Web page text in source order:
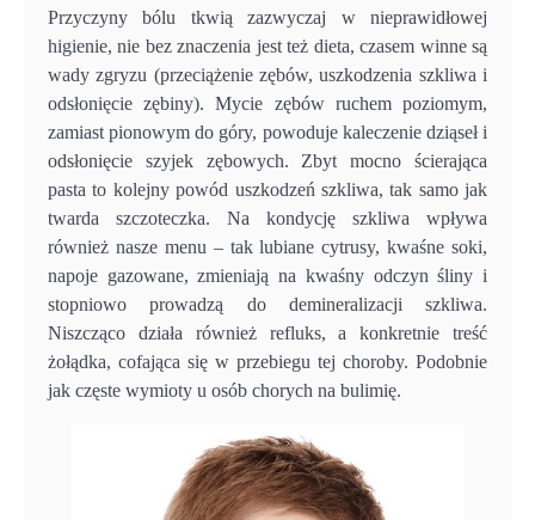
Przyczyny bólu tkwią zazwyczaj w nieprawidłowej
higienie, nie bez znaczenia jest też dieta, czasem winne są
wady zgryzu (przeciążenie zębów, uszkodzenia szkliwa i
odsłonięcie zębiny). Mycie zębów ruchem poziomym,
zamiast pionowym do góry, powoduje kaleczenie dziąseł i
odsłonięcie szyjek zębowych. Zbyt mocno ścierająca
pasta to kolejny powód uszkodzeń szkliwa, tak samo jak
twarda szczoteczka. Na kondycję szkliwa wpływa
również nasze menu – tak lubiane cytrusy, kwaśne soki,
napoje gazowane, zmieniają na kwaśny odczyn śliny i
stopniowo prowadzą do demineralizacji szkliwa.
Niszcząco działa również refluks, a konkretnie treść
żołądka, cofająca się w przebiegu tej choroby. Podobnie
jak częste wymioty u osób chorych na bulimię.